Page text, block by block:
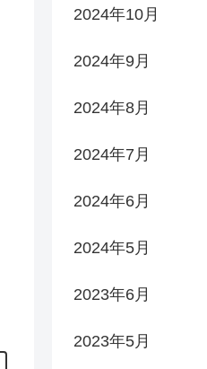
2024年10月
2024年9月
2024年8月
2024年7月
2024年6月
2024年5月
2023年6月
2023年5月